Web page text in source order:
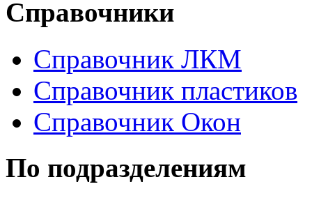
Справочники
Справочник ЛКМ
Справочник пластиков
Справочник Окон
По подразделениям